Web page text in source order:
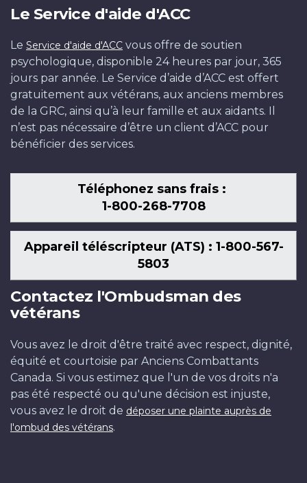
Le Service d'aide d'ACC
Le Service d'aide d'ACC vous offre de soutien
psychologique, disponible 24 heures par jour, 365
jours par année. Le Service d’aide d’ACC est offert
gratuitement aux vétérans, aux anciens membres
de la GRC, ainsi qu’à leur famille et aux aidants. Il
n’est pas nécessaire d’être un client d’ACC pour
bénéficier des services.
Téléphonez sans frais :
1-800-268-7708
Appareil téléscripteur (ATS) : 1-800-567-
5803
Contactez l'Ombudsman des
vétérans
Vous avez le droit d'être traité avec respect, dignité,
équité et courtoisie par Anciens Combattants
Canada. Si vous estimez que l'un de vos droits n'a
pas été respecté ou qu'une décision est injuste,
vous avez le droit de déposer une plainte auprès de
l'ombud des vétérans.